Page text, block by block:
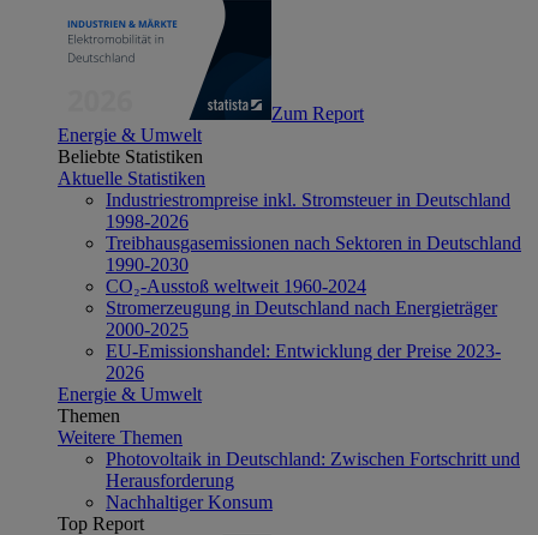
Zum Report
Energie & Umwelt
Beliebte Statistiken
Aktuelle Statistiken
Industriestrompreise inkl. Stromsteuer in Deutschland
1998-2026
Treibhausgasemissionen nach Sektoren in Deutschland
1990-2030
CO₂-Ausstoß weltweit 1960-2024
Stromerzeugung in Deutschland nach Energieträger
2000-2025
EU-Emissionshandel: Entwicklung der Preise 2023-
2026
Energie & Umwelt
Themen
Weitere Themen
Photovoltaik in Deutschland: Zwischen Fortschritt und
Herausforderung
Nachhaltiger Konsum
Top Report